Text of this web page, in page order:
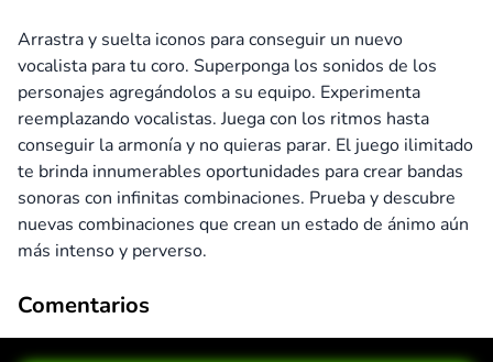
Arrastra y suelta iconos para conseguir un nuevo
vocalista para tu coro. Superponga los sonidos de los
personajes agregándolos a su equipo. Experimenta
reemplazando vocalistas. Juega con los ritmos hasta
conseguir la armonía y no quieras parar. El juego ilimitado
te brinda innumerables oportunidades para crear bandas
sonoras con infinitas combinaciones. Prueba y descubre
nuevas combinaciones que crean un estado de ánimo aún
más intenso y perverso.
Comentarios